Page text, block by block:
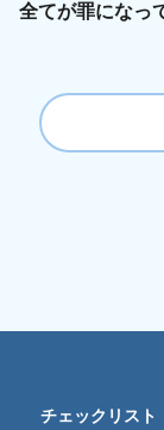
全てが罪になっ
チェックリスト